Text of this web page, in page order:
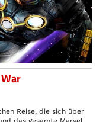
Reise, die sich über